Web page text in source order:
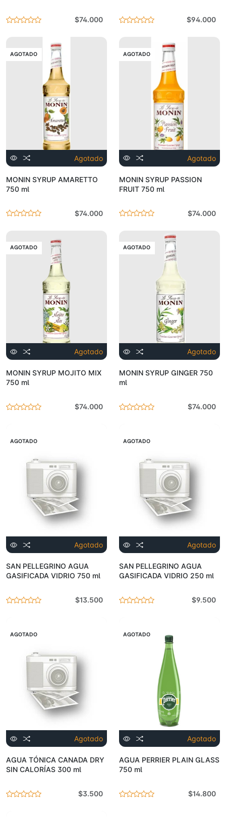
$74.000 $94.000
AGOTADO
Agotado
MONIN SYRUP AMARETTO
750 ml
$74.000
AGOTADO
Agotado
MONIN SYRUP PASSION
FRUIT 750 ml
$74.000
AGOTADO
Agotado
MONIN SYRUP MOJITO MIX
750 ml
$74.000
AGOTADO
Agotado
MONIN SYRUP GINGER 750
ml
$74.000
AGOTADO
Agotado
SAN PELLEGRINO AGUA
GASIFICADA VIDRIO 750 ml
$13.500
AGOTADO
Agotado
SAN PELLEGRINO AGUA
GASIFICADA VIDRIO 250 ml
$9.500
AGOTADO
Agotado
AGUA TÓNICA CANADA DRY
SIN CALORÍAS 300 ml
$3.500
AGOTADO
Agotado
AGUA PERRIER PLAIN GLASS
750 ml
$14.800